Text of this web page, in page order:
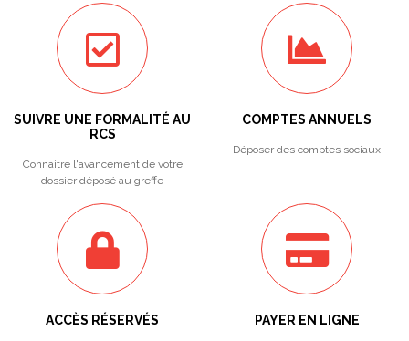
SUIVRE UNE FORMALITÉ AU
RCS
Connaitre l'avancement de votre
dossier déposé au greffe
COMPTES ANNUELS
Déposer des comptes sociaux
ACCÈS RÉSERVÉS PAYER EN LIGNE